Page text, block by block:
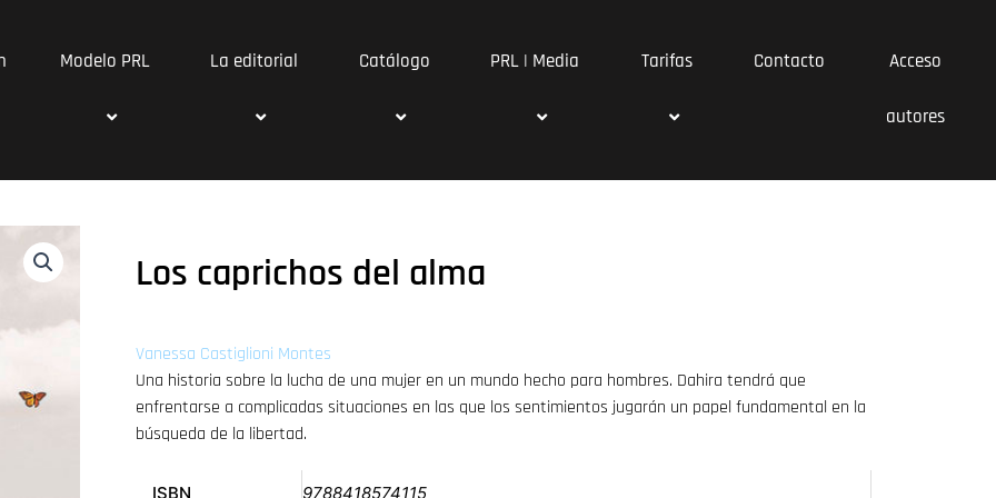
Modelo PRL La editorial Catálogo PRL | Media Tarifas Contacto Acceso
autores
Los caprichos del alma
Vanessa Castiglioni Montes
Una historia sobre la lucha de una mujer en un mundo hecho para hombres. Dahira tendrá que
enfrentarse a complicadas situaciones en las que los sentimientos jugarán un papel fundamental en la
búsqueda de la libertad.
ISBN 9788418574115